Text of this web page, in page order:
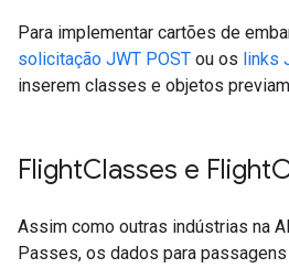
Para implementar cartões de
solicitação JWT POST ou os links
inserem classes e objetos
FlightClasses e Flight
Assim como outras indústrias na
Passes, os dados para